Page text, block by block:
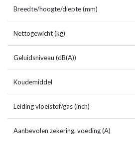
Breedte/hoogte/diepte (mm)
Nettogewicht (kg)
Geluidsniveau (dB(A))
Koudemiddel
Leiding vloeistof/gas (inch)
Aanbevolen zekering, voeding (A)